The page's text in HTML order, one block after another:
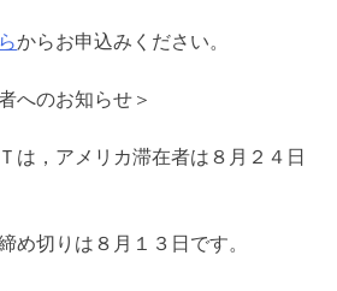
からお申込みください。
へのお知らせ＞
は，アメリカ滞在者は８月２４日
め切りは８月１３日です。